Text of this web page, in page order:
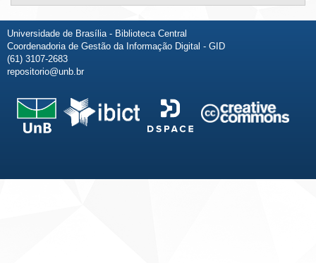
Universidade de Brasília - Biblioteca Central
Coordenadoria de Gestão da Informação Digital - GID
(61) 3107-2683
repositorio@unb.br